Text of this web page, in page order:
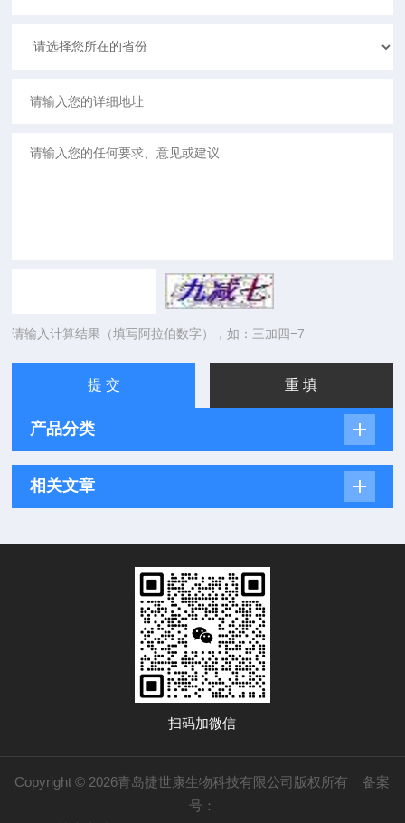
请输入计算结果（填写阿拉伯数字），如：三加四=7
产品分类
相关文章
扫码加微信
Copyright © 2026青岛捷世康生物科技有限公司版权所有 备案
号：